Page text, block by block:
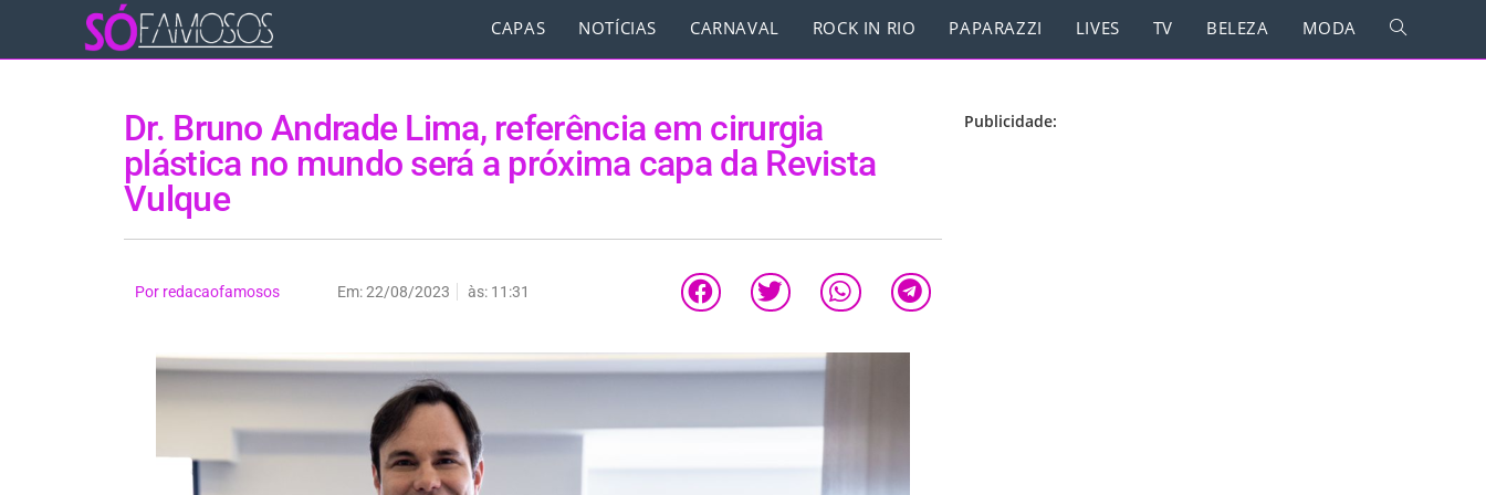
CAPAS NOTÍCIAS CARNAVAL ROCK IN RIO PAPARAZZI LIVES TV BELEZA MODA
Dr. Bruno Andrade Lima, referência em cirurgia
plástica no mundo será a próxima capa da Revista
Vulque
Por redacaofamosos Em:22/08/2023 às: 11:31
Publicidade: